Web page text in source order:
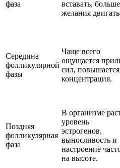
фаза
вставать, больше
желания
Середина
фолликулярной
фазы
Чаще всего
ощущается
сил, повышается
концентрация.
Поздняя
фолликулярная
фаза
В организме
уровень
эстрогенов,
выносливость и
настроение
на высоте.